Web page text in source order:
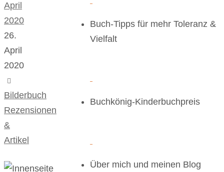
April
2020
26.
April
2020
Bilderbuch
Rezensionen
&
Artikel
Buch-Tipps für mehr Toleranz &
Vielfalt
Buchkönig-Kinderbuchpreis
Über mich und meinen Blog